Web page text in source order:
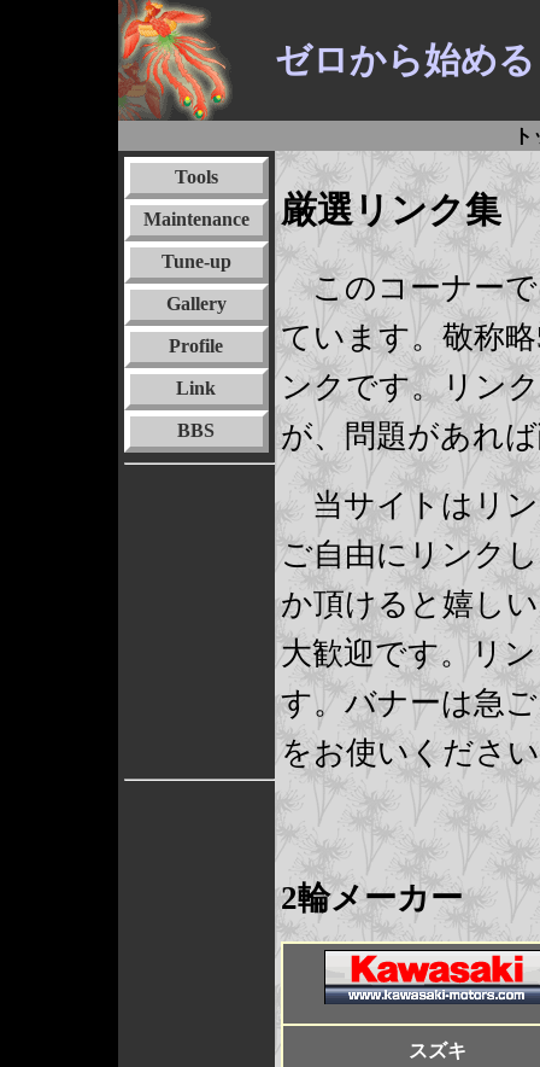
ゼロから始め
厳選リンク集
このコーナーで
ています。敬称
ンクです。リン
が、問題があれ
当サイトはリン
ご自由にリンク
か頂けると嬉し
大歓迎です。リ
す。バナーは急
をお使いくださ
2輪メーカー
スズキ
Tools
Maintenance
Tune-up
Gallery
Profile
Link
BBS